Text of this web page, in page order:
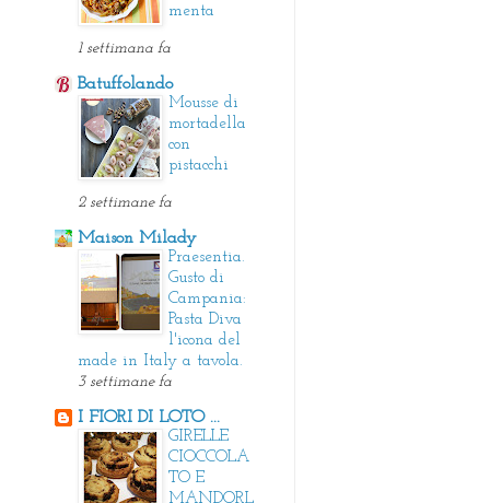
menta
1 settimana fa
Batuffolando
Mousse di
mortadella
con
pistacchi
2 settimane fa
Maison Milady
Praesentia.
Gusto di
Campania:
Pasta Diva
l'icona del
made in Italy a tavola.
3 settimane fa
I FIORI DI LOTO ...
GIRELLE
CIOCCOLA
TO E
MANDORL